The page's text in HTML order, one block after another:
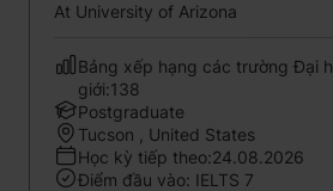
At University of Arizona
Bảng xếp hạng các trường Đại
giới:138
Postgraduate
Tucson , United States
Học kỳ tiếp theo:24.08.2026
Điểm đầu vào: IELTS 7